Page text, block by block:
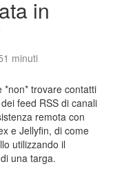
in
minuti
*non* trovare contatti
feed RSS di canali
remota con
e Jellyfin, di come
utilizzando il
una targa.